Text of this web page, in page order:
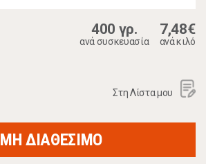
400 γρ.
ανά συσκευασία
7,48€
ανά κιλό
Στη Λίστα μου
ΜΗ ΔΙΑΘΕΣΙΜΟ